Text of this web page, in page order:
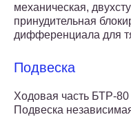
механическая,
принудительная
дифференциала для
Подвеска
Ходовая часть БТР-
Подвеска